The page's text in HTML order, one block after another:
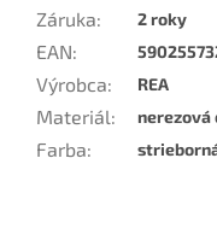
Záruka: 2 roky
EAN:
Výrobca: REA
Materiál: nerezová
Farba: